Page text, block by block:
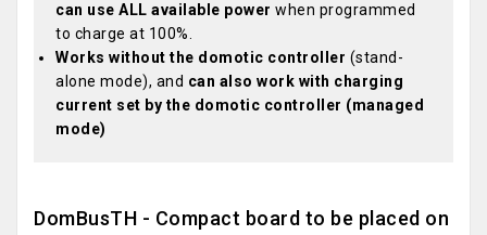
can use ALL available power when programmed
to charge at 100%.
Works without the domotic controller (stand-
alone mode), and can also work with charging
current set by the domotic controller (managed
mode)
DomBusTH - Compact board to be placed on